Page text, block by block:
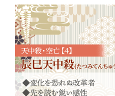
特
徴・
性
格・
運
勢
の
傾